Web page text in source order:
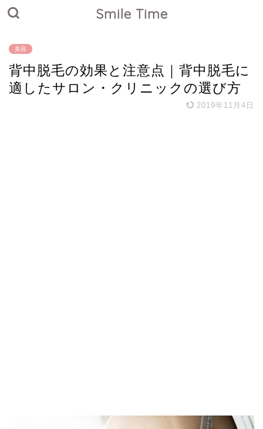
Smile Time
美容
背中脱毛の効果と注意点｜背中脱毛に
適したサロン・クリニックの選び方
2019年11月4日